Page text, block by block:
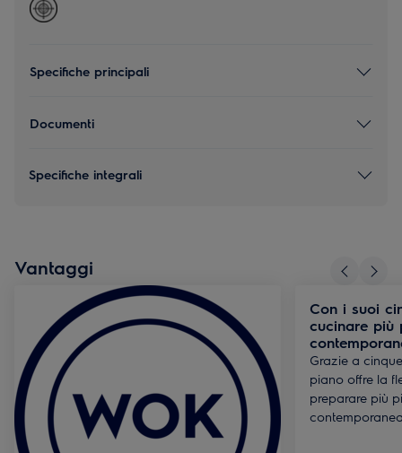
Specifiche principali
Documenti
Specifiche integrali
Vantaggi
Con i suoi
cucinare più
Grazie a
piano offre la
preparare più